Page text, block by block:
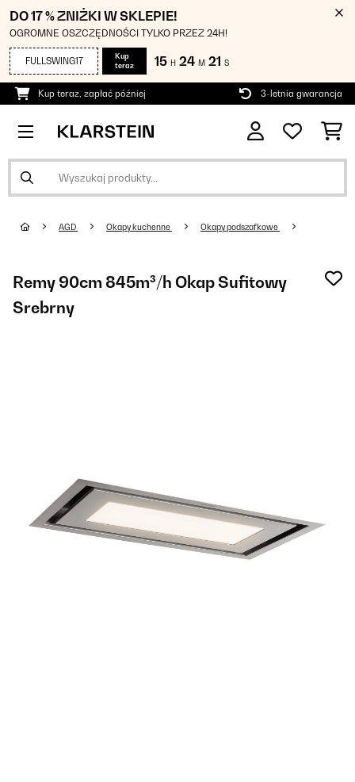
DO 17 % ZNIŻKI W SKLEPIE!
OGROMNE OSZCZĘDNOŚCI TYLKO PRZEZ 24H!
FULLSWING17
Kup
teraz
15 H 24 M 20 S
Kup teraz, zapłać później 3-letnia gwarancja
AGD Okapy kuchenne Okapy podszafkowe
Remy 90cm 845m³/h Okap Sufitowy
Srebrny